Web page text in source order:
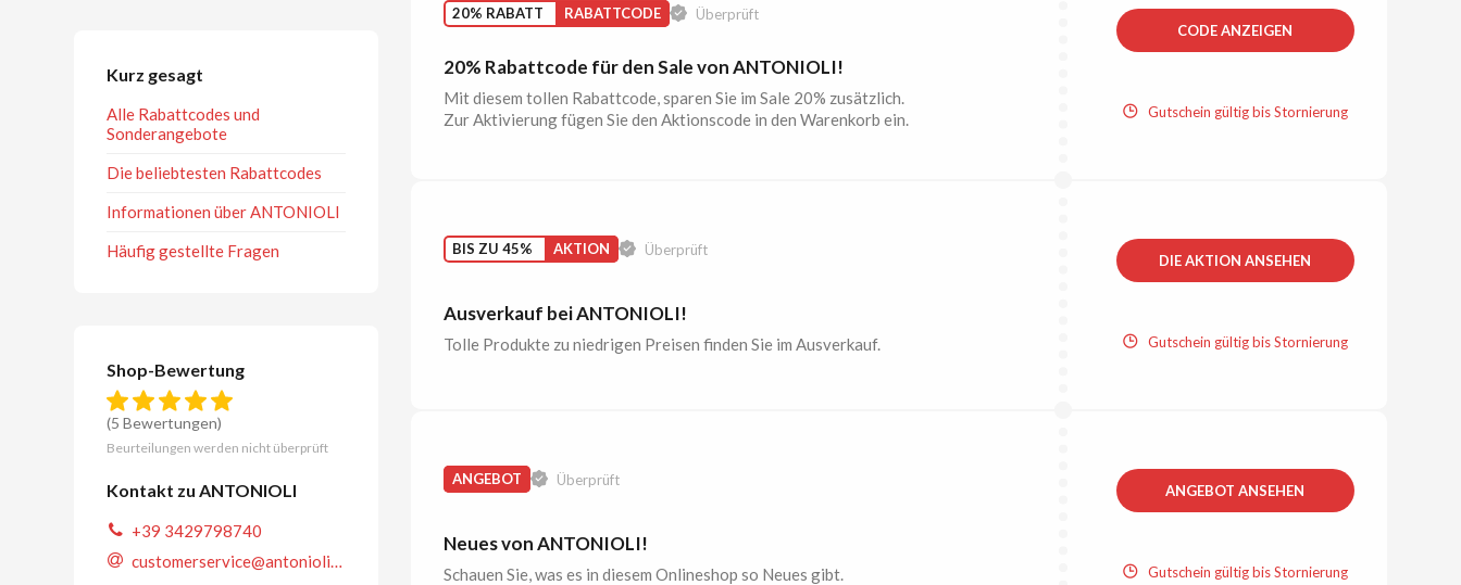
Kurz gesagt
Alle Rabattcodes und
Sonderangebote
Die beliebtesten Rabattcodes
Informationen über ANTONIOLI
Häufig gestellte Fragen
Shop-Bewertung
(5 Bewertungen)
Beurteilungen werden nicht überprüft
Kontakt zu ANTONIOLI
+39 3429798740
customerservice@antonioli.eu
20% RABATT RABATTCODE Überprüft
20% Rabattcode für den Sale von ANTONIOLI!
Mit diesem tollen Rabattcode, sparen Sie im Sale 20% zusätzlich.
Zur Aktivierung fügen Sie den Aktionscode in den Warenkorb ein.
CODE ANZEIGEN
Gutschein gültig bis Stornierung
BIS ZU 45% AKTION Überprüft
Ausverkauf bei ANTONIOLI!
Tolle Produkte zu niedrigen Preisen finden Sie im Ausverkauf.
DIE AKTION ANSEHEN
Gutschein gültig bis Stornierung
ANGEBOT Überprüft
Neues von ANTONIOLI!
Schauen Sie, was es in diesem Onlineshop so Neues gibt.
ANGEBOT ANSEHEN
Gutschein gültig bis Stornierung